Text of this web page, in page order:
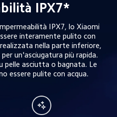
IPX7*
IPX7, lo Xiaomi
interamente pulito con
nella parte inferiore,
un'asciugatura più rapida.
pelle asciutta o bagnata. Le
essere pulite con acqua.